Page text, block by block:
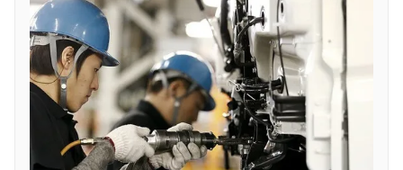
Cơ quan báo chí:
Thời báo VTV
Giấy phép hoạt động báo in và báo điện tử số 483/GP-BTTTT
cấp ngày 29/12/2023
Tổng Biên tập:
Vũ Thanh Thủy
Phó Tổng Biên tập:Nguyễn Thị Mỹ Hạnh, Phạm Quốc Thắng,
Nguyễn Trọng Ninh
Tổng đài VTV:024.38 355 931 - 024.38 355 932